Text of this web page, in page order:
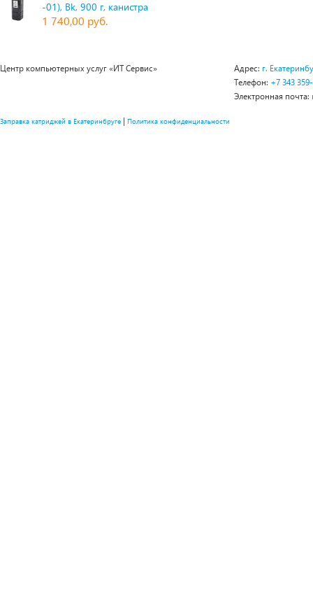
-01), Bk, 900 г, канистра
1 740,00 руб.
Центр компьютерных услуг «ИТ Сервис» Адрес: г.
Телефон: +7 343
Электронная почта:
Заправка катриджей в Екатеринбруге | Политика конфиденциальности